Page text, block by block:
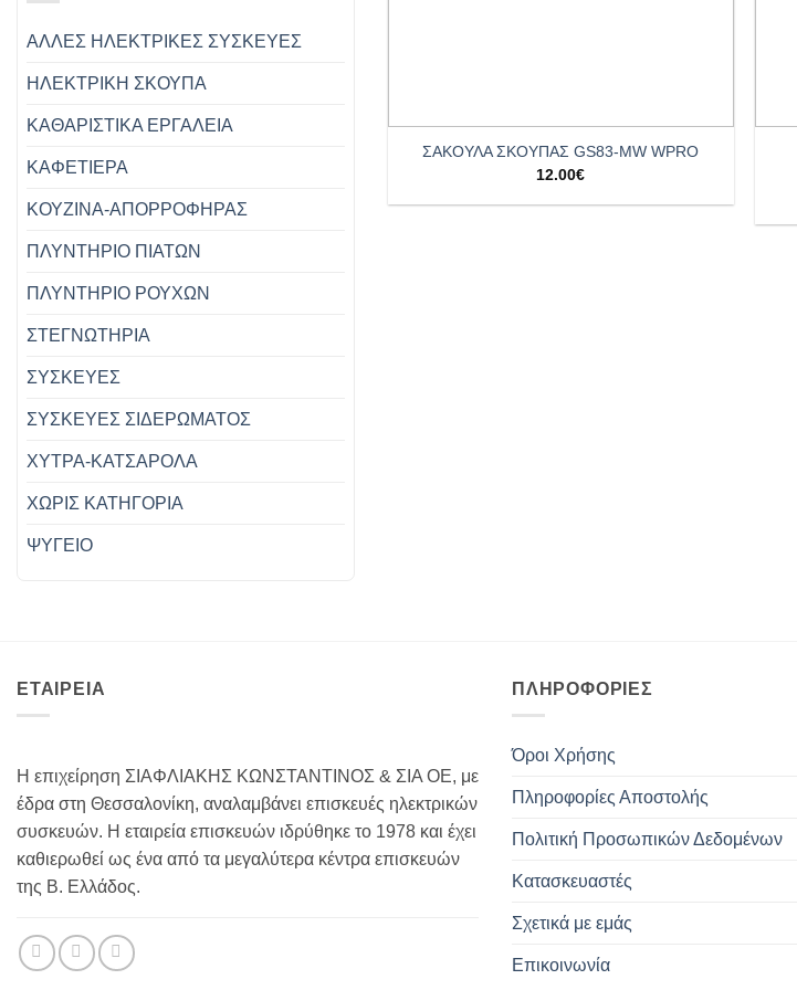
ΑΛΛΕΣ ΗΛΕΚΤΡΙΚΕΣ ΣΥΣΚΕΥΕΣ
ΗΛΕΚΤΡΙΚΗ ΣΚΟΥΠΑ
ΚΑΘΑΡΙΣΤΙΚΑ ΕΡΓΑΛΕΙΑ
ΚΑΦΕΤΙΕΡΑ
ΚΟΥΖΙΝΑ-ΑΠΟΡΡΟΦΗΡΑΣ
ΠΛΥΝΤΗΡΙΟ ΠΙΑΤΩΝ
ΠΛΥΝΤΗΡΙΟ ΡΟΥΧΩΝ
ΣΤΕΓΝΩΤΗΡΙΑ
ΣΥΣΚΕΥΕΣ
ΣΥΣΚΕΥΕΣ ΣΙΔΕΡΩΜΑΤΟΣ
ΧΥΤΡΑ-ΚΑΤΣΑΡΟΛΑ
ΧΩΡΊΣ ΚΑΤΗΓΟΡΊΑ
ΨΥΓΕΙΟ
ΣΑΚΟΥΛΑ ΣΚΟΥΠΑΣ GS83-MW WPRO
12.00€
ΕΤΑΙΡΕΙΑ
Η επιχείρηση ΣΙΑΦΛΙΑΚΗΣ ΚΩΝΣΤΑΝΤΙΝΟΣ & ΣΙΑ ΟΕ, με
έδρα στη Θεσσαλονίκη, αναλαμβάνει επισκευές ηλεκτρικών
συσκευών. Η εταιρεία επισκευών ιδρύθηκε το 1978 και έχει
καθιερωθεί ως ένα από τα μεγαλύτερα κέντρα επισκευών
της Β. Ελλάδος.
ΠΛΗΡΟΦΟΡΊΕΣ
Όροι Χρήσης
Πληροφορίες Αποστολής
Πολιτική Προσωπικών Δεδομένων
Κατασκευαστές
Σχετικά με εμάς
Επικοινωνία